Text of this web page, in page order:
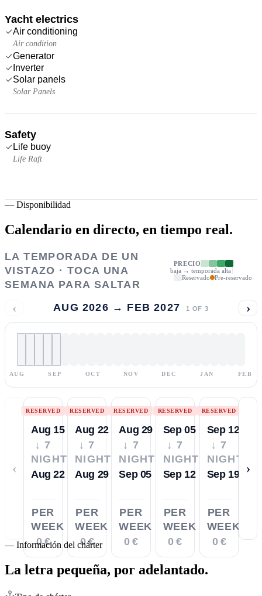
Yacht electrics
Air conditioning
Air condition
Generator
Inverter
Solar panels
Solar Panels
Safety
Life buoy
Life Raft
— Disponibilidad
Calendario en directo, en tiempo real.
LA TEMPORADA DE UN
VISTAZO · TOCA UNA
SEMANA PARA SALTAR
PRECIO
baja → temporada alta
Reservado
Pre-reservado
‹ AUG 2026 → FEB 2027 1 OF 3 ›
AUG SEP OCT NOV DEC JAN FEB
‹
RESERVED
Aug 15
↓ 7
NIGHTS
Aug 22
PER
WEEK
0 €
RESERVED
Aug 22
↓ 7
NIGHTS
Aug 29
PER
WEEK
0 €
RESERVED
Aug 29
↓ 7
NIGHTS
Sep 05
PER
WEEK
0 €
RESERVED
Sep 05
↓ 7
NIGHTS
Sep 12
PER
WEEK
0 €
RESERVED
Sep 12
↓ 7
NIGHTS
Sep 19
PER
WEEK
0 €
›
— Información del chárter
La letra pequeña, por adelantado.